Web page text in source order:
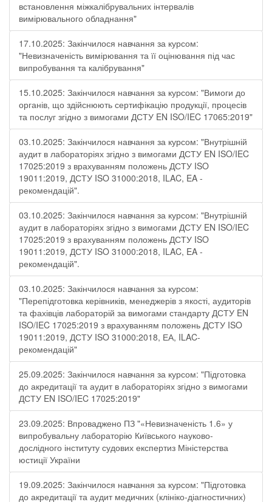
встановлення міжкалібрувальних інтервалів
вимірювального обладнання"
17.10.2025: Закінчилося навчання за курсом:
"Невизначеність вимірювання та її оцінювання під час
випробування та калібрування"
15.10.2025: Закінчилося навчання за курсом: "Вимоги до
органів, що здійснюють сертифікацію продукції, процесів
та послуг згідно з вимогами ДСТУ EN ISO/IEC 17065:2019"
03.10.2025: Закінчилося навчання за курсом: "Внутрішній
аудит в лабораторіях згідно з вимогами ДСТУ EN ISO/IEC
17025:2019 з врахуванням положень ДСТУ ISO
19011:2019, ДСТУ ISO 31000:2018, ILAC, EA -
рекомендацій".
03.10.2025: Закінчилося навчання за курсом: "Внутрішній
аудит в лабораторіях згідно з вимогами ДСТУ EN ISO/IEC
17025:2019 з врахуванням положень ДСТУ ISO
19011:2019, ДСТУ ISO 31000:2018, ILAC, EA -
рекомендацій".
03.10.2025: Закінчилося навчання за курсом:
"Перепідготовка керівників, менеджерів з якості, аудиторів
та фахівців лабораторій за вимогами стандарту ДСТУ EN
ISO/IEC 17025:2019 з врахуванням положень ДСТУ ISO
19011:2019, ДСТУ ISO 31000:2018, ЕА, ILAC-
рекомендацій"
25.09.2025: Закінчилося навчання за курсом: "Підготовка
до акредитації та аудит в лабораторіях згідно з вимогами
ДСТУ EN ISO/IEC 17025:2019"
23.09.2025: Впроваджено ПЗ "«Невизначеність 1.6» у
випробувальну лабораторію Київського науково-
дослідного інституту судових експертиз Міністерства
юстиції України
19.09.2025: Закінчилося навчання за курсом: "Підготовка
до акредитації та аудит медичних (клініко-діагностичних)